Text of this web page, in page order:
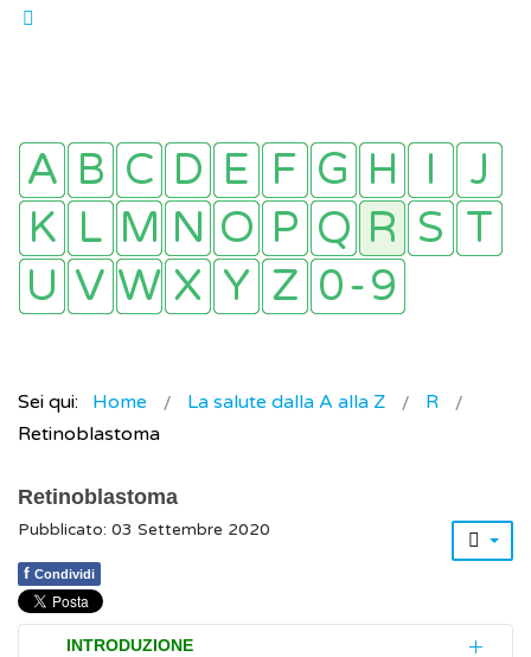
Sei qui: Home La salute dalla A alla Z
R
Retinoblastoma
Retinoblastoma
Pubblicato: 03 Settembre 2020
f Condividi
INTRODUZIONE